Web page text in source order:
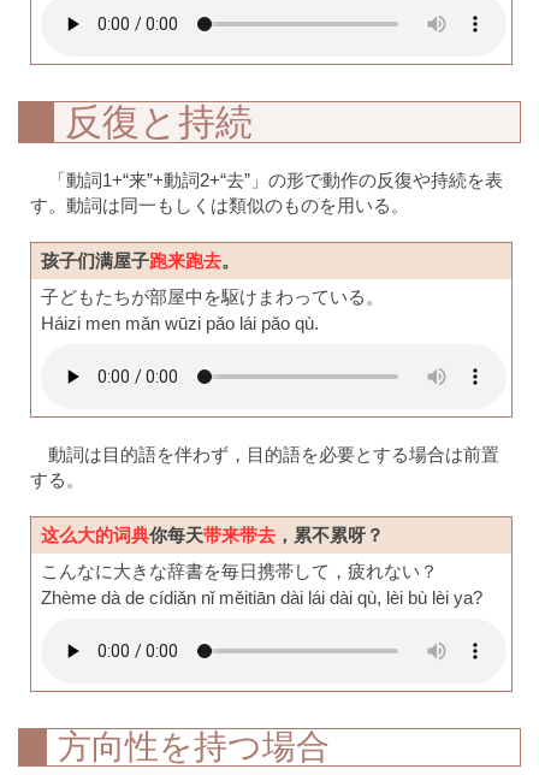
反復と持続
「動詞1+“来”+動詞2+“去”」の形で動作の反復や持続を表
す。動詞は同一もしくは類似のものを用いる。
孩子们满屋子跑来跑去。
子どもたちが部屋中を駆けまわっている。
Háizi men mǎn wūzi pǎo lái pǎo qù.
動詞は目的語を伴わず，目的語を必要とする場合は前置
する。
这么大的词典你每天带来带去 ，累不累呀？
こんなに大きな辞書を毎日携帯して，疲れない？
Zhème dà de cídiǎn nǐ měitiān dài lái dài qù, lèi bù lèi ya?
方向性を持つ場合